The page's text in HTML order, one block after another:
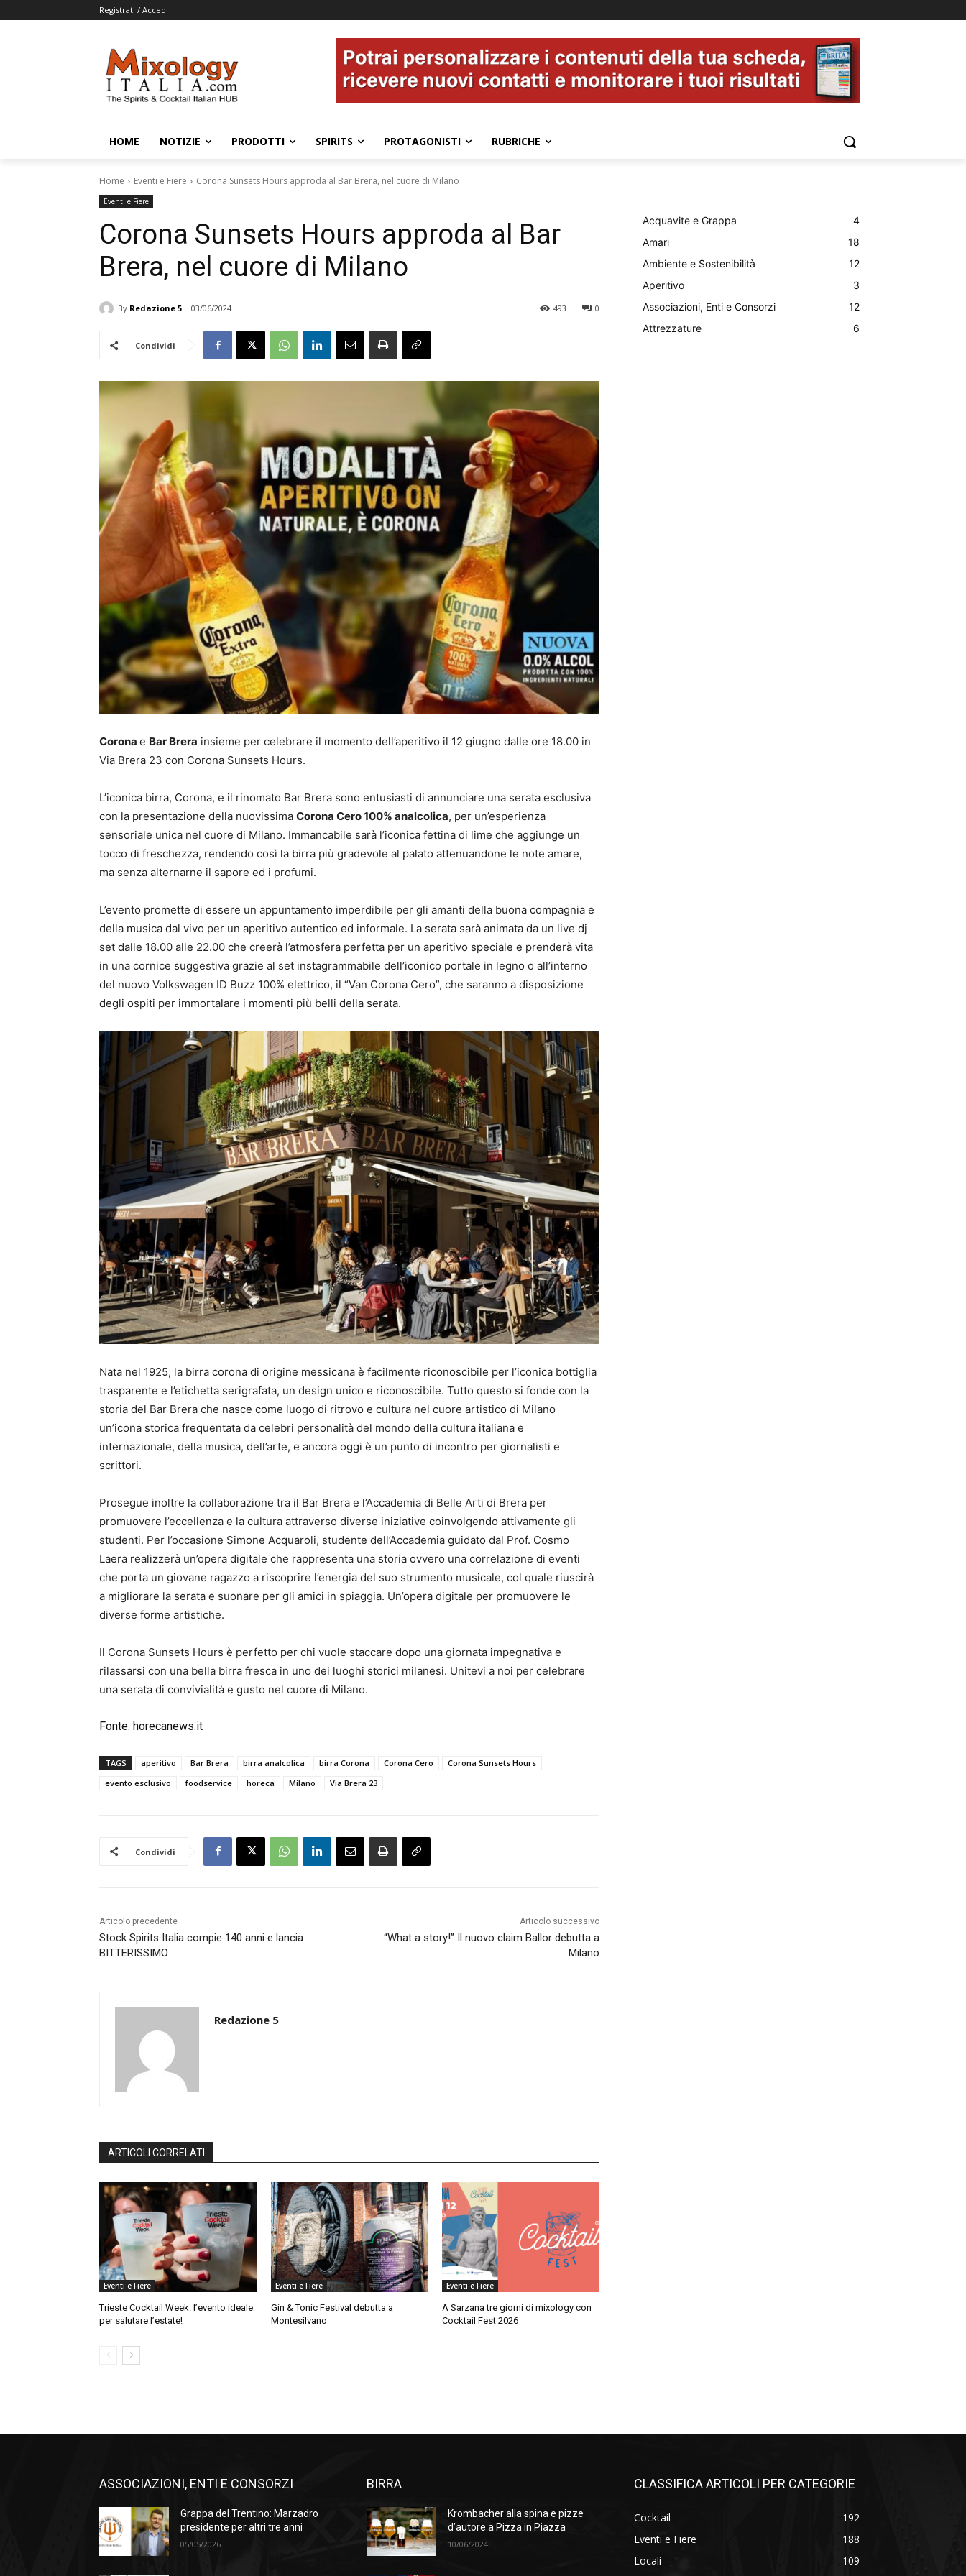
Registrati / Accedi
HOME NOTIZIE PRODOTTI SPIRITS PROTAGONISTI RUBRICHE
Home Eventi e Fiere Corona Sunsets Hours approda al Bar Brera, nel cuore di Milano
Eventi e Fiere
Corona Sunsets Hours approda al Bar
Brera, nel cuore di Milano
By Redazione 5 03/06/2024 0
493
Condividi
Corona e Bar Brera insieme per celebrare il momento dell’aperitivo il 12 giugno dalle ore 18.00 in
Via Brera 23 con Corona Sunsets Hours.
L’iconica birra, Corona, e il rinomato Bar Brera sono entusiasti di annunciare una serata esclusiva
con la presentazione della nuovissima Corona Cero 100% analcolica, per un’esperienza
sensoriale unica nel cuore di Milano. Immancabile sarà l’iconica fettina di lime che aggiunge un
tocco di freschezza, rendendo così la birra più gradevole al palato attenuandone le note amare,
ma senza alternarne il sapore ed i profumi.
L’evento promette di essere un appuntamento imperdibile per gli amanti della buona compagnia e
della musica dal vivo per un aperitivo autentico ed informale. La serata sarà animata da un live dj
set dalle 18.00 alle 22.00 che creerà l’atmosfera perfetta per un aperitivo speciale e prenderà vita
in una cornice suggestiva grazie al set instagrammabile dell’iconico portale in legno o all’interno
del nuovo Volkswagen ID Buzz 100% elettrico, il “Van Corona Cero”, che saranno a disposizione
degli ospiti per immortalare i momenti più belli della serata.
Nata nel 1925, la birra corona di origine messicana è facilmente riconoscibile per l’iconica bottiglia
trasparente e l’etichetta serigrafata, un design unico e riconoscibile. Tutto questo si fonde con la
storia del Bar Brera che nasce come luogo di ritrovo e cultura nel cuore artistico di Milano
un’icona storica frequentata da celebri personalità del mondo della cultura italiana e
internazionale, della musica, dell’arte, e ancora oggi è un punto di incontro per giornalisti e
scrittori.
Prosegue inoltre la collaborazione tra il Bar Brera e l’Accademia di Belle Arti di Brera per
promuovere l’eccellenza e la cultura attraverso diverse iniziative coinvolgendo attivamente gli
studenti. Per l’occasione Simone Acquaroli, studente dell’Accademia guidato dal Prof. Cosmo
Laera realizzerà un’opera digitale che rappresenta una storia ovvero una correlazione di eventi
che porta un giovane ragazzo a riscoprire l’energia del suo strumento musicale, col quale riuscirà
a migliorare la serata e suonare per gli amici in spiaggia. Un’opera digitale per promuovere le
diverse forme artistiche.
Il Corona Sunsets Hours è perfetto per chi vuole staccare dopo una giornata impegnativa e
rilassarsi con una bella birra fresca in uno dei luoghi storici milanesi. Unitevi a noi per celebrare
una serata di convivialità e gusto nel cuore di Milano.
Fonte: horecanews.it
TAGS aperitivo Bar Brera birra analcolica birra Corona Corona Cero
Corona Sunsets Hours
evento esclusivo
foodservice horeca Milano Via Brera 23
Condividi
Articolo precedente
Stock Spirits Italia compie 140 anni e lancia
BITTERISSIMO
Articolo successivo
“What a story!” Il nuovo claim Ballor debutta a
Milano
Redazione 5
ARTICOLI CORRELATI
Eventi e Fiere
Trieste Cocktail Week: l’evento ideale
per salutare l’estate!
Eventi e Fiere
Gin & Tonic Festival debutta a
Montesilvano
Eventi e Fiere
A Sarzana tre giorni di mixology con
Cocktail Fest 2026
Acquavite e Grappa
4
Amari
18
Ambiente e Sostenibilità
12
Aperitivo
3
Associazioni, Enti e Consorzi
12
Attrezzature
6
ASSOCIAZIONI, ENTI E CONSORZI
Grappa del Trentino: Marzadro
presidente per altri tre anni
05/05/2026
BIRRA
Krombacher alla spina e pizze
d’autore a Pizza in Piazza
10/06/2024
CLASSIFICA ARTICOLI PER CATEGORIE
Cocktail
192
Eventi e Fiere
188
Locali
109